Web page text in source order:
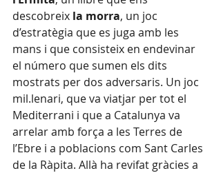
descobreix la morra, un joc
d’estratègia que es juga amb les
mans i que consisteix en endevinar
el número que sumen els dits
mostrats per dos adversaris. Un joc
mil.lenari, que va viatjar per tot el
Mediterrani i que a Catalunya va
arrelar amb força a les Terres de
l’Ebre i a poblacions com Sant Carles
de la Ràpita. Allà ha revifat gràcies a